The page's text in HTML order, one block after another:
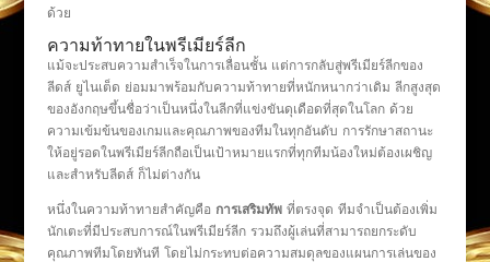
ด้วย
ความท้าทายในพรีเมียร์ลีก
แม้จะประสบความสำเร็จในการเลื่อนชั้น แต่การกลับสู่พรีเมียร์ลีกของ
ลีดส์ ยูไนเต็ด ย่อมมาพร้อมกับความท้าทายที่หนักหนากว่าเดิม ลีกสูงสุด
ของอังกฤษขึ้นชื่อว่าเป็นหนึ่งในลีกที่แข่งขันดุเดือดที่สุดในโลก ด้วย
ความเข้มข้นของเกมและคุณภาพของทีมในทุกอันดับ การรักษาสถานะ
ให้อยู่รอดในพรีเมียร์ลีกถือเป็นเป้าหมายแรกที่ทุกทีมน้องใหม่ต้องเผชิญ
และสำหรับลีดส์ ก็ไม่ต่างกัน
หนึ่งในความท้าทายสำคัญคือ การเสริมทัพที่ตรงจุด ทีมจำเป็นต้องเพิ่ม
นักเตะที่มีประสบการณ์ในพรีเมียร์ลีก รวมถึงผู้เล่นที่สามารถยกระดับ
คุณภาพทีมโดยทันที โดยไม่กระทบต่อความสมดุลของแผนการเล่นของ